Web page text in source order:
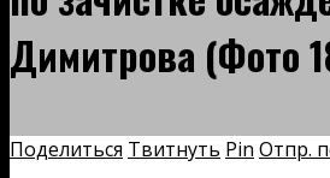
Димитрова (Фото
Поделиться Твитнуть Pin Отпр.